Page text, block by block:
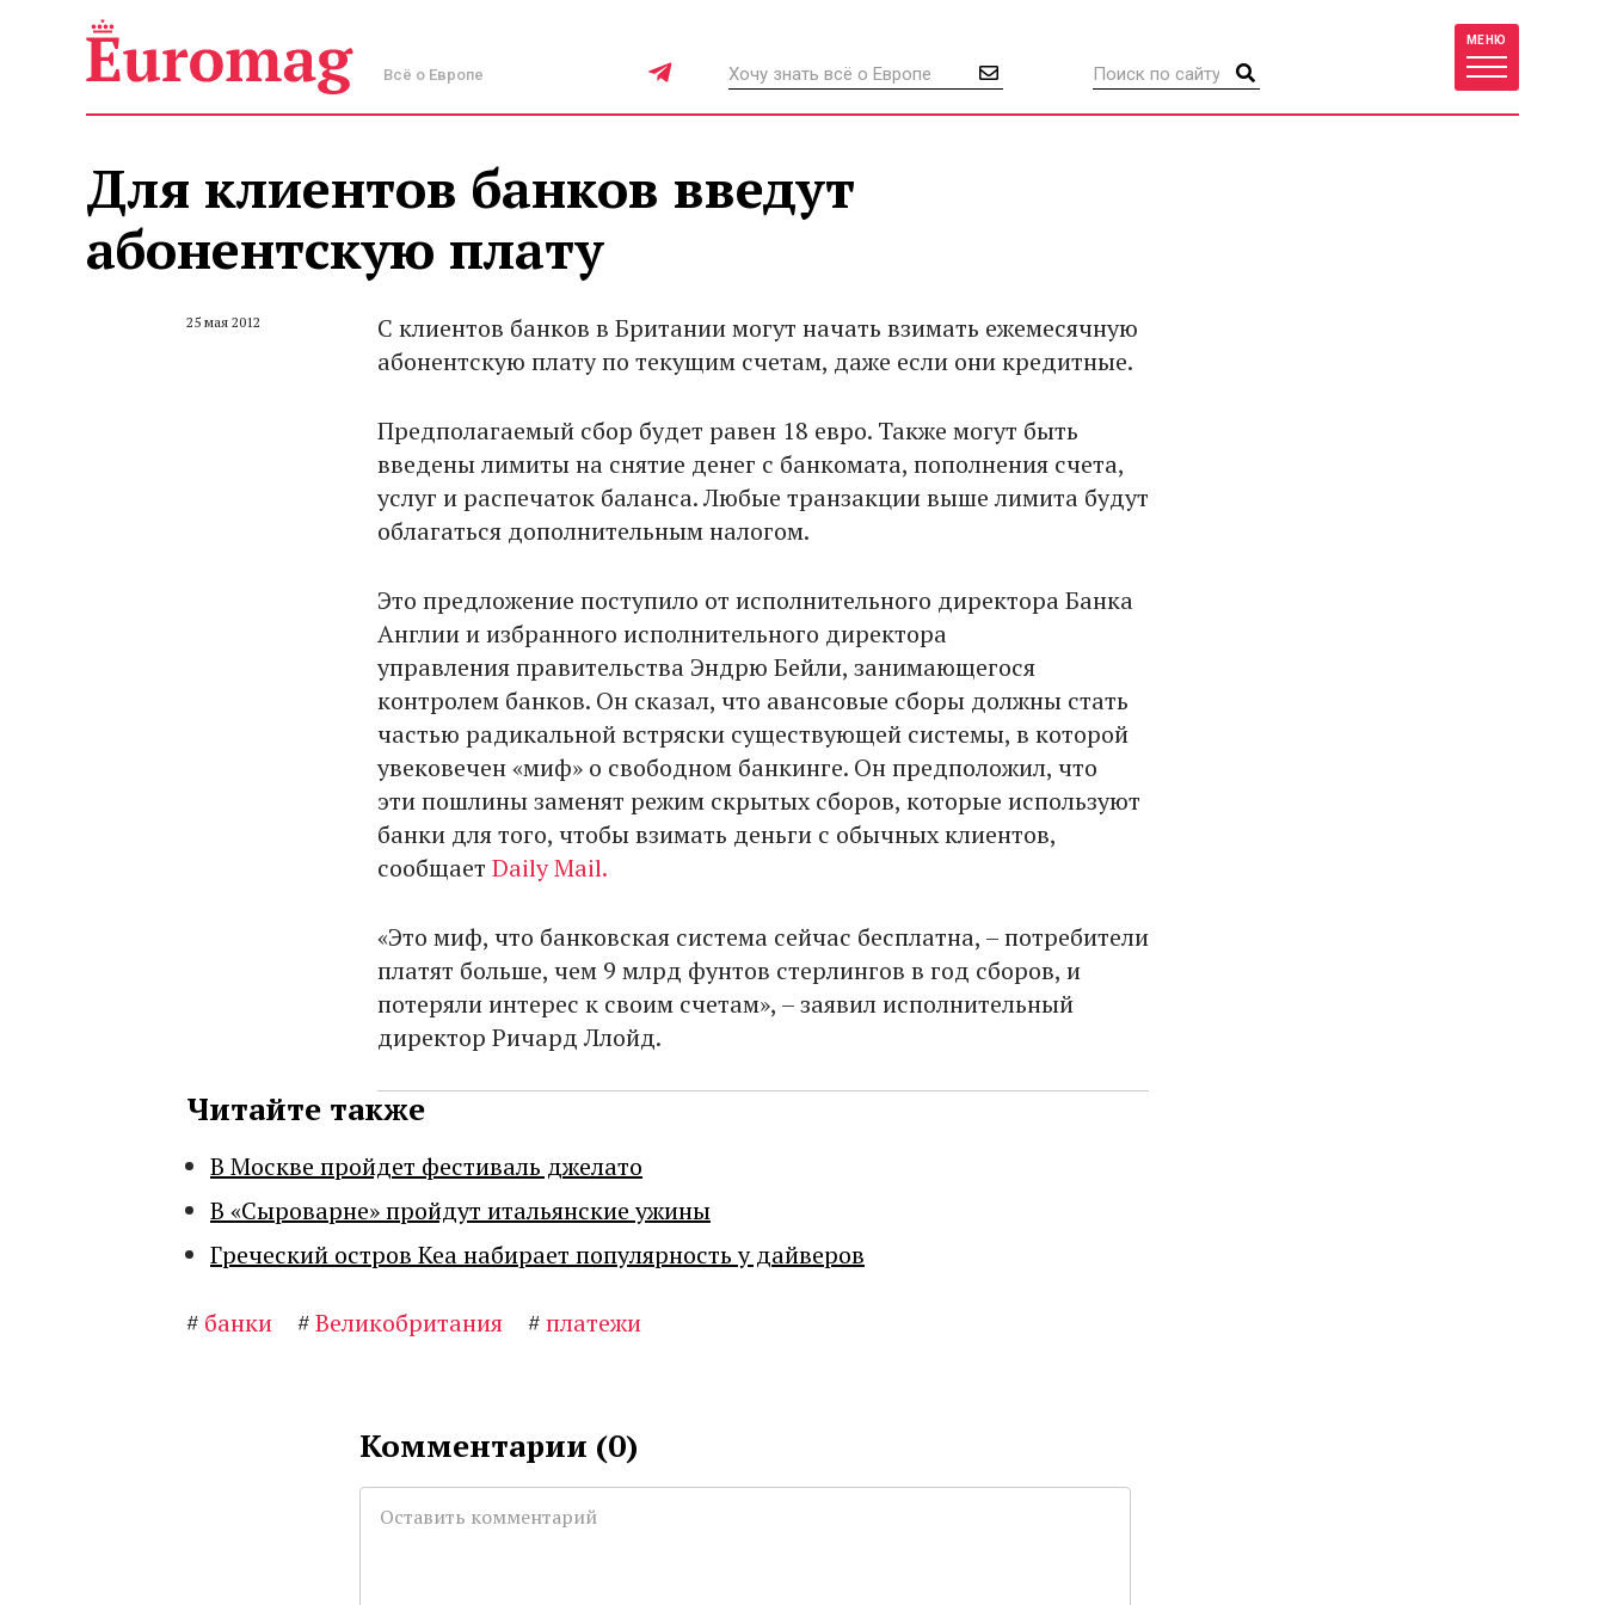
Всё о Европе
МЕНЮ
Для клиентов банков введут
абонентскую плату
25 мая 2012
С клиентов банков в Британии могут начать взимать ежемесячную
абонентскую плату по текущим счетам, даже если они кредитные.
Предполагаемый сбор будет равен 18 евро. Также могут быть
введены лимиты на снятие денег с банкомата, пополнения счета,
услуг и распечаток баланса. Любые транзакции выше лимита будут
облагаться дополнительным налогом.
Это предложение поступило от исполнительного директора Банка
Англии и избранного исполнительного директора
управления правительства Эндрю Бейли, занимающегося
контролем банков. Он сказал, что авансовые сборы должны стать
частью радикальной встряски существующей системы, в которой
увековечен «миф» о свободном банкинге. Он предположил, что
эти пошлины заменят режим скрытых сборов, которые используют
банки для того, чтобы взимать деньги с обычных клиентов,
сообщает Daily Mail.
«Это миф, что банковская система сейчас бесплатна, – потребители
платят больше, чем 9 млрд фунтов стерлингов в год сборов, и
потеряли интерес к своим счетам», – заявил исполнительный
директор Ричард Ллойд.
Читайте также
В Москве пройдет фестиваль джелато
В «Сыроварне» пройдут итальянские ужины
Греческий остров Кеа набирает популярность у дайверов
# банки #Великобритания #платежи
Комментарии (0)